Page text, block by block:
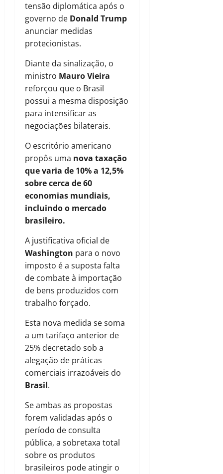
tensão diplomática após o
governo de Donald Trump
anunciar medidas
protecionistas.
Diante da sinalização, o
ministro Mauro Vieira
reforçou que o Brasil
possui a mesma disposição
para intensificar as
negociações bilaterais.
O escritório americano
propôs uma nova taxação
que varia de 10% a 12,5%
sobre cerca de 60
economias mundiais,
incluindo o mercado
brasileiro.
A justificativa oficial de
Washington para o novo
imposto é a suposta falta
de combate à importação
de bens produzidos com
trabalho forçado.
Esta nova medida se soma
a um tarifaço anterior de
25% decretado sob a
alegação de práticas
comerciais irrazoáveis do
Brasil.
Se ambas as propostas
forem validadas após o
período de consulta
pública, a sobretaxa total
sobre os produtos
brasileiros pode atingir o